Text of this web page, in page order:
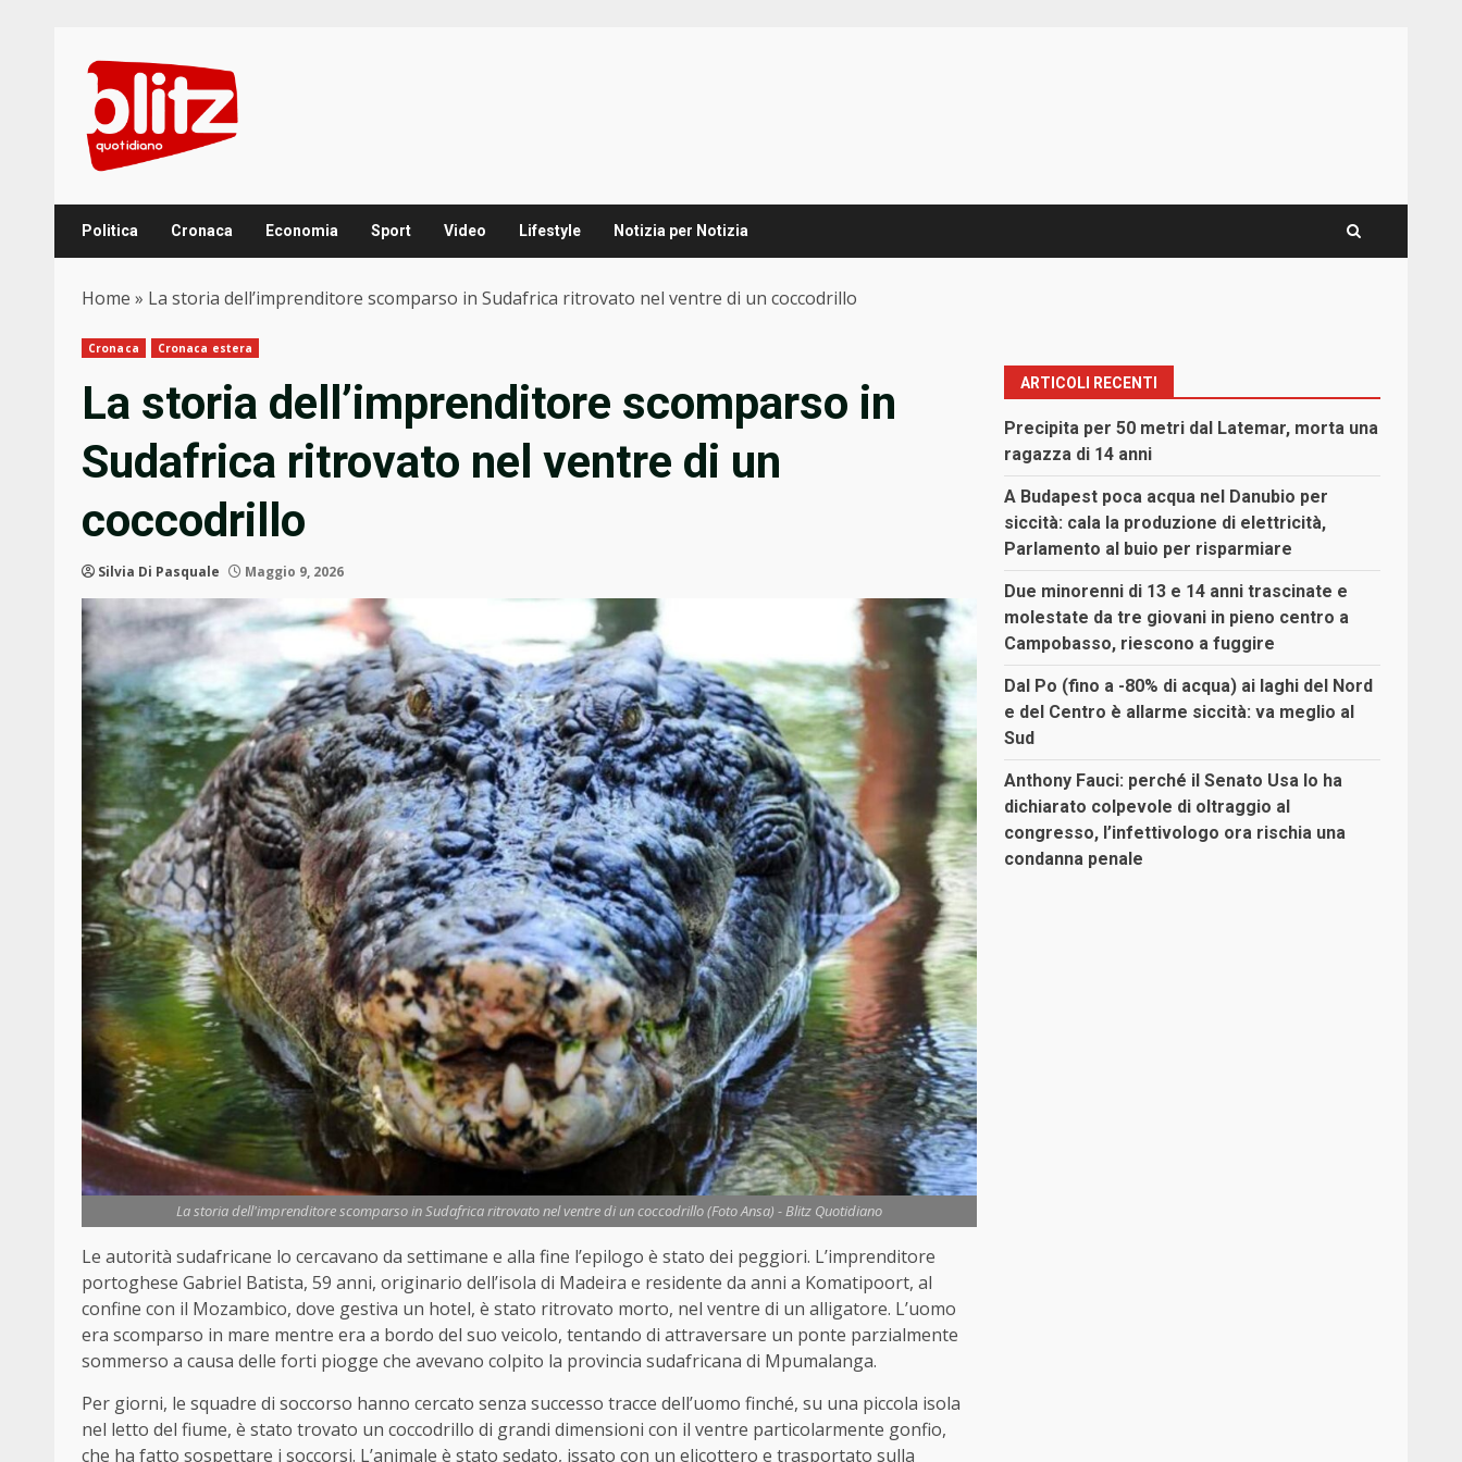
content
Politica Cronaca Economia Sport Video Lifestyle Notizia per Notizia
Home » La storia dell’imprenditore scomparso in Sudafrica ritrovato nel ventre di un coccodrillo
Cronaca Cronaca estera
La storia dell’imprenditore scomparso in
Sudafrica ritrovato nel ventre di un
coccodrillo
Silvia Di Pasquale Maggio 9, 2026
La storia dell'imprenditore scomparso in Sudafrica ritrovato nel ventre di un coccodrillo (Foto Ansa) - Blitz Quotidiano
Le autorità sudafricane lo cercavano da settimane e alla fine l’epilogo è stato dei peggiori. L’imprenditore
portoghese Gabriel Batista, 59 anni, originario dell’isola di Madeira e residente da anni a Komatipoort, al
confine con il Mozambico, dove gestiva un hotel, è stato ritrovato morto, nel ventre di un alligatore. L’uomo
era scomparso in mare mentre era a bordo del suo veicolo, tentando di attraversare un ponte parzialmente
sommerso a causa delle forti piogge che avevano colpito la provincia sudafricana di Mpumalanga.
Per giorni, le squadre di soccorso hanno cercato senza successo tracce dell’uomo finché, su una piccola isola
nel letto del fiume, è stato trovato un coccodrillo di grandi dimensioni con il ventre particolarmente gonfio,
che ha fatto sospettare i soccorsi. L’animale è stato sedato, issato con un elicottero e trasportato sulla
ARTICOLI RECENTI
Precipita per 50 metri dal Latemar, morta una
ragazza di 14 anni
A Budapest poca acqua nel Danubio per
siccità: cala la produzione di elettricità,
Parlamento al buio per risparmiare
Due minorenni di 13 e 14 anni trascinate e
molestate da tre giovani in pieno centro a
Campobasso, riescono a fuggire
Dal Po (fino a -80% di acqua) ai laghi del Nord
e del Centro è allarme siccità: va meglio al
Sud
Anthony Fauci: perché il Senato Usa lo ha
dichiarato colpevole di oltraggio al
congresso, l’infettivologo ora rischia una
condanna penale